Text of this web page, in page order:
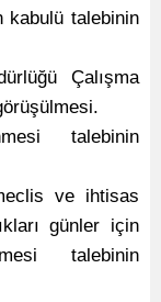
kabulü talebinin
Çalışma
talebinin
ve ihtisas
günler için
talebinin